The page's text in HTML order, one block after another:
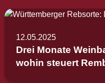
12.05.2025
Drei Monate
wohin steuert